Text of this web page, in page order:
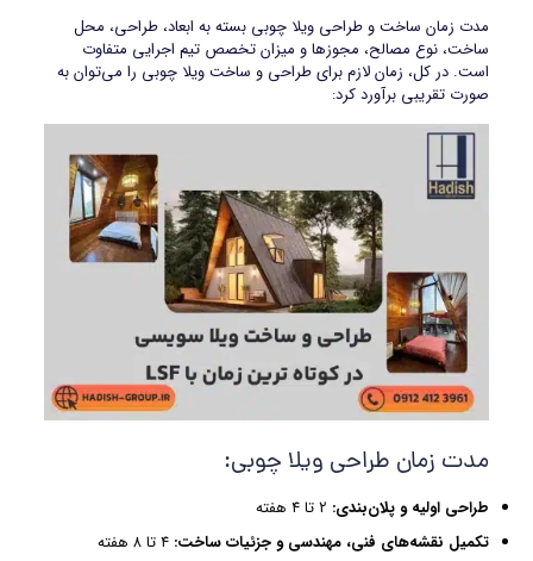
مدت زمان ساخت و طراحی ویلا چوبی بسته به ابعاد، طراحی، محل
ساخت، نوع مصالح، مجوزها و میزان تخصص تیم اجرایی متفاوت
است. در کل، زمان لازم برای طراحی و ساخت ویلا چوبی را می‌توان به
صورت تقریبی برآورد کرد:
مدت زمان طراحی ویلا چوبی:
طراحی اولیه و پلان‌بندی:
تکمیل نقشه‌های فنی، مهندسی و جزئیات ساخت: